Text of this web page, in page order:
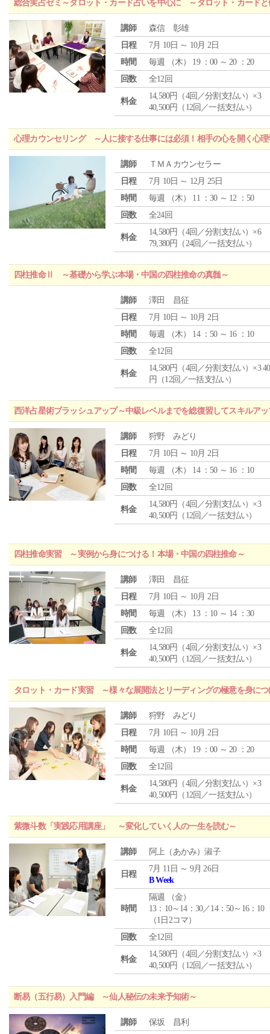
総合実占ゼミ～タロット・カード占いを中心に ～タロット・カード
講師
森信 彰雄
日程
7月 10日 ～ 10月 2日
時間
毎週 （木） 19 ：00 ～ 20 ：20
回数
全12回
料金
14,580円（4回／分割支払い）×3
40,500円（12回／一括支払い）
心理カウンセリング ～人に接する仕事には必須！相手の心を開く心理
講師
ＴＭＡカウンセラー
日程
7月 10日 ～ 12月 25日
時間
毎週 （木） 11 ：30 ～ 12 ：50
回数
全24回
料金
14,580円（4回／分割支払い）×6
79,380円（24回／一括支払い）
四柱推命Ⅱ ～基礎から学ぶ本場・中国の四柱推命の真髄～
講師
澤田 昌征
日程
7月 10日 ～ 10月 2日
時間
毎週 （木） 14 ：50 ～ 16 ：10
回数
全12回
料金
14,580円（4回／分割支払い）×3
円（12回／一括支払い）
西洋占星術ブラッシュアップ～中級レベルまでを総復習してスキルア
講師
狩野 みどり
日程
7月 10日 ～ 10月 2日
時間
毎週 （木） 14 ：50 ～ 16 ：10
回数
全12回
料金
14,580円（4回／分割支払い）×3
40,500円（12回／一括支払い）
四柱推命実習 ～実例から身につける！本場・中国の四柱推命～
講師
澤田 昌征
日程
7月 10日 ～ 10月 2日
時間
毎週 （木） 13 ：10 ～ 14 ：30
回数
全12回
料金
14,580円（4回／分割支払い）×3
40,500円（12回／一括支払い）
タロット・カード実習 ～様々な展開法とリーディングの極意を身につ
講師
狩野 みどり
日程
7月 10日 ～ 10月 2日
時間
毎週 （木） 19 ：00 ～ 20 ：20
回数
全12回
料金
14,580円（4回／分割支払い）×3
40,500円（12回／一括支払い）
紫微斗数「実践応用講座」 ～変化していく人の一生を読む～
講師 阿上（あかみ）淑子
日程
7月 11日 ～ 9月 26日
B Week
時間
隔週 （金）
13：10～14：30／14：50～16：10
（1日2コマ）
回数
全12回
料金
14,580円（4回／分割支払い）×3
40,500円（12回／一括支払い）
断易（五行易）入門編 ～仙人秘伝の未来予知術～
講師 保坂 昌利